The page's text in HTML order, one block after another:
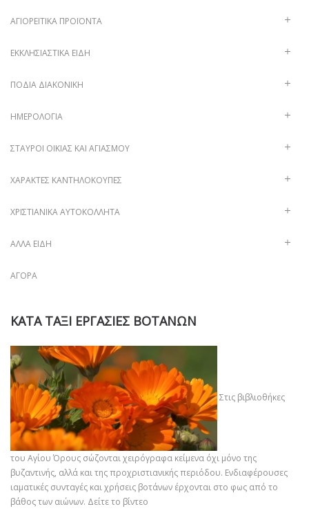
ΑΓΙΟΡΕΊΤΙΚΑ ΠΡΟΪΌΝΤΑ
ΕΚΚΛΗΣΙΑΣΤΙΚΆ ΕΊΔΗ
ΠΟΔΙΆ ΔΙΑΚΟΝΙΚΉ
ΗΜΕΡΟΛΌΓΙΑ
ΣΤΑΥΡΟΊ ΟΙΚΊΑΣ ΚΑΙ ΑΓΙΑΣΜΟΎ
ΧΑΡΑΚΤΈΣ ΚΑΝΤΗΛΌΚΟΥΠΕΣ
ΧΡΙΣΤΙΑΝΙΚΆ ΑΥΤΟΚΌΛΛΗΤΑ
ΑΛΛΑ ΕΙΔΗ
ΑΓΟΡΆ
ΚΑΤΑ ΤΑΞΙ ΕΡΓΑΣΙΕΣ ΒΟΤΑΝΩΝ
Στις βιβλιοθήκες
του Αγίου Όρους σώζονται χειρόγραφα κείμενα όχι μόνο της
βυζαντινής, αλλά και της προχριστιανικής περιόδου. Ενδιαφέρουσες
ιαματικές συνταγές και χρήσεις βοτάνων έρχονται στο φως από το
βάθος των αιώνων. Δείτε το βίντεο